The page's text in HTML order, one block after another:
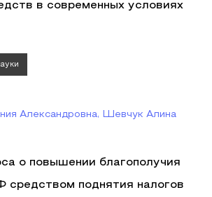
в современных условиях
Александровна, Шевчук Алина
о повышении благополучия
средством поднятия налогов